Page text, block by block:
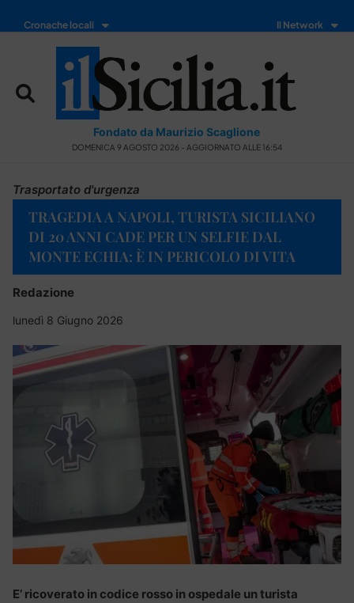
Cronache locali Il Network
Fondato da Maurizio Scaglione
DOMENICA 9 AGOSTO 2026 - AGGIORNATO ALLE 16:54
Trasportato d'urgenza
TRAGEDIA A NAPOLI, TURISTA SICILIANO
DI 20 ANNI CADE PER UN SELFIE DAL
MONTE ECHIA: È IN PERICOLO DI VITA
Redazione
lunedì 8 Giugno 2026
E’ ricoverato in codice rosso in ospedale un turista